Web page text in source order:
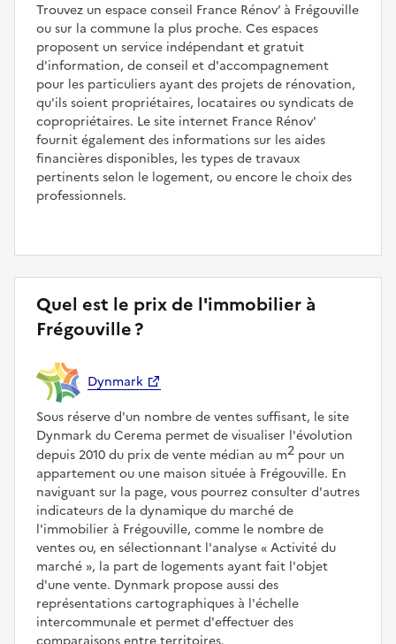
Trouvez un espace conseil France Rénov’ à Frégouville
ou sur la commune la plus proche. Ces espaces
proposent un service indépendant et gratuit
d'information, de conseil et d'accompagnement
pour les particuliers ayant des projets de rénovation,
qu'ils soient propriétaires, locataires ou syndicats de
copropriétaires. Le site internet France Rénov'
fournit également des informations sur les aides
financières disponibles, les types de travaux
pertinents selon le logement, ou encore le choix des
professionnels.
Quel est le prix de l'immobilier à
Frégouville ?
Dynmark
Sous réserve d'un nombre de ventes suffisant, le site
Dynmark du Cerema permet de visualiser l'évolution
depuis 2010 du prix de vente médian au m2 pour un
appartement ou une maison située à Frégouville. En
naviguant sur la page, vous pourrez consulter d'autres
indicateurs de la dynamique du marché de
l'immobilier à Frégouville, comme le nombre de
ventes ou, en sélectionnant l'analyse
Activité du
marché , la part de logements ayant fait l'objet
d'une vente. Dynmark propose aussi des
représentations cartographiques à l'échelle
intercommunale et permet d'effectuer des